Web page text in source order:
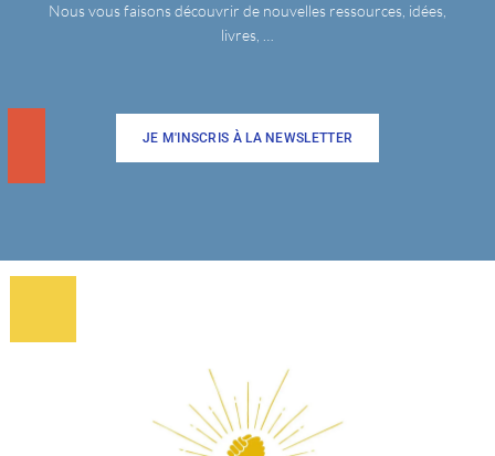
Nous vous faisons découvrir de nouvelles ressources, idées,
livres, …
JE M'INSCRIS À LA NEWSLETTER